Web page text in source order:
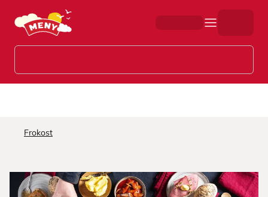
Hopp til hovedinnhold
Frokost